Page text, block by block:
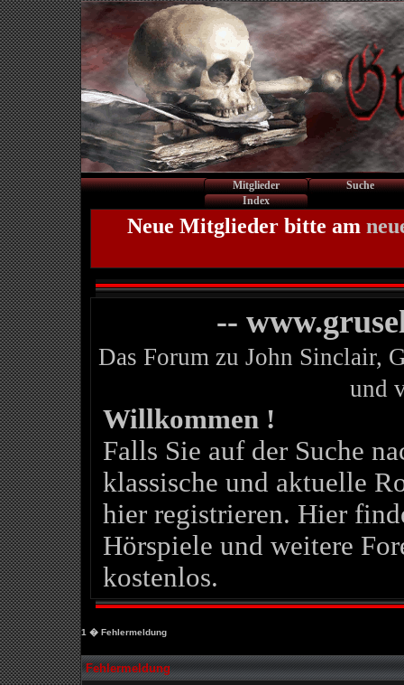
Mitglieder
Suche
Index
Neue Mitglieder bitte am
--
Das Forum zu John Sinclair,
und
Willkommen !
Falls Sie auf der Suche
klassische und aktuelle
hier registrieren. Hier
Hörspiele und weitere
kostenlos.
1 � Fehlermeldung
Fehlermeldung